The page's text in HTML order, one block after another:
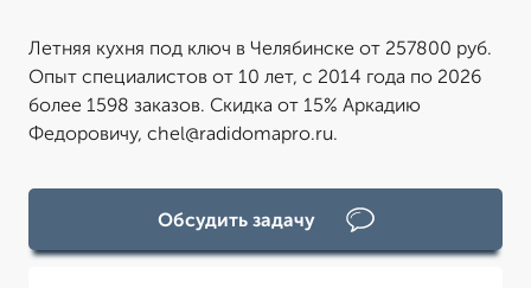
Летняя кухня под ключ в Челябинске от 257800 руб.
Опыт специалистов от 10 лет, с 2014 года по 2026
более 1598 заказов. Скидка от 15% Аркадию
Федоровичу, chel@radidomapro.ru.
Обсудить задачу